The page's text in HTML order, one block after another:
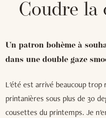
Coudre la
Un patron bohème à
dans une double gaze
L'été est arrivé beaucoup trop
printanières sous plus de 30
cousettes du printemps. Je